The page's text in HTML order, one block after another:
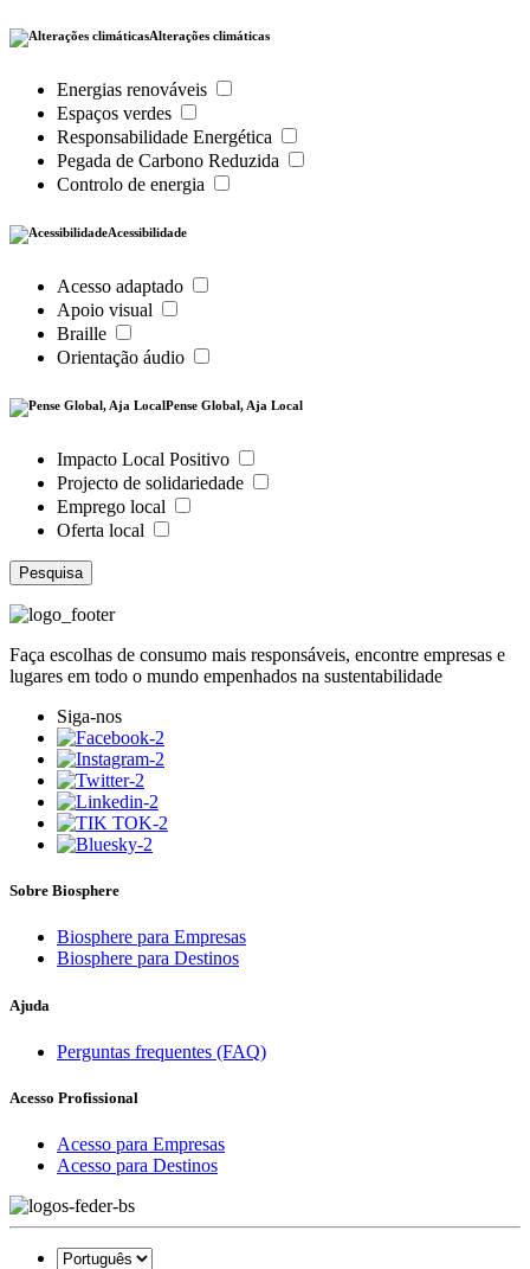
Alterações climáticas
Energias renováveis
Espaços verdes
Responsabilidade Energética
Pegada de Carbono Reduzida
Controlo de energia
Acessibilidade
Acesso adaptado
Apoio visual
Braille
Orientação áudio
Pense Global, Aja Local
Impacto Local Positivo
Projecto de solidariedade
Emprego local
Oferta local
Pesquisa
Faça escolhas de consumo mais responsáveis, encontre empresas e
lugares em todo o mundo empenhados na sustentabilidade
Siga-nos
Sobre Biosphere
Biosphere para Empresas
Biosphere para Destinos
Ajuda
Perguntas frequentes (FAQ)
Acesso Profissional
Acesso para Empresas
Acesso para Destinos